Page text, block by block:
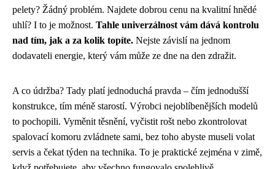
pelety? Žádný problém. Najdete dobrou cenu na kvalitní hnědé
uhlí? I to je možnost. Tahle univerzálnost vám dává kontrolu
nad tím, jak a za kolik topíte. Nejste závislí na jednom
dodavateli energie, který vám může ze dne na den zdražit.
A co údržba? Tady platí jednoduchá pravda – čím jednodušší
konstrukce, tím méně starostí. Výrobci nejoblíbenějších modelů
to pochopili. Vyměnit těsnění, vyčistit rošt nebo zkontrolovat
spalovací komoru zvládnete sami, bez toho abyste museli volat
servis a čekat týden na technika. To je praktické zejména v zimě,